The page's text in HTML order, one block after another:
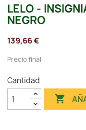
LELO -
NEGRO
139,66 €
Precio final
Cantidad
